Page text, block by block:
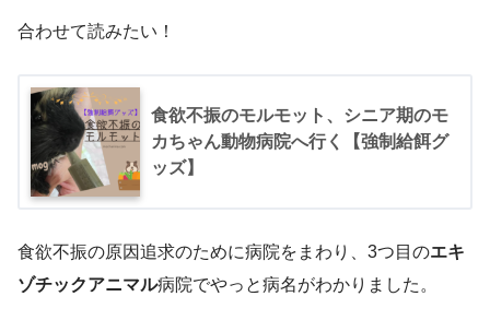
合わせて読みたい！
食欲不振のモルモット、シニア期のモ
カちゃん動物病院へ行く【強制給餌グ
ッズ】
食欲不振の原因追求のために病院をまわり、3つ目のエキ
ゾチックアニマル病院でやっと病名がわかりました。